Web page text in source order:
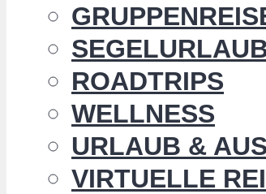
ROADTRIPS
WELLNESS
URLAUB &
VIRTUELLE